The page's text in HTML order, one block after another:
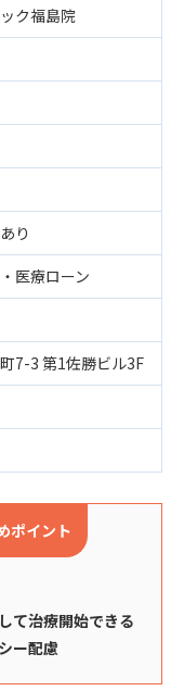
ク福島院
り
医療ローン
7-3 第1佐勝ビル3F
ポイント
て治療開始できる
ー配慮